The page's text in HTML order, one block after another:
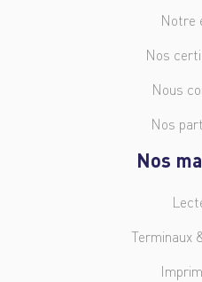
Notre
Nos
Nous
Nos
Nos
Terminaux